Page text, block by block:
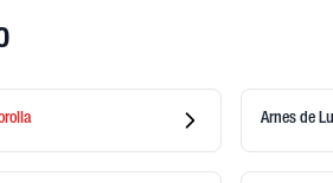
Arnes de